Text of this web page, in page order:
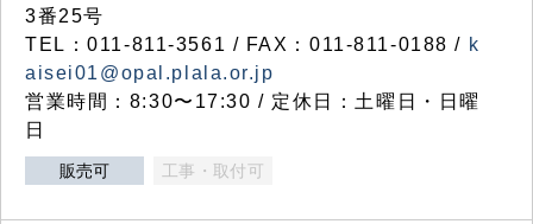
3番25号
TEL：011-811-3561 / FAX：011-811-0188 / k
aisei01@opal.plala.or.jp
営業時間：8:30〜17:30 / 定休日：土曜日・日曜
日
販売可 工事・取付可